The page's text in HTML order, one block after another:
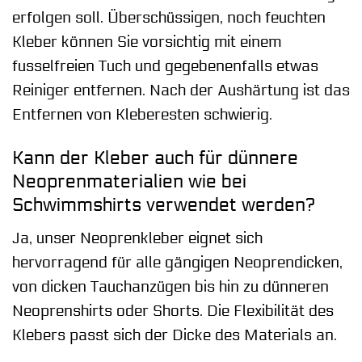
erfolgen soll. Überschüssigen, noch feuchten
Kleber können Sie vorsichtig mit einem
fusselfreien Tuch und gegebenenfalls etwas
Reiniger entfernen. Nach der Aushärtung ist das
Entfernen von Kleberesten schwierig.
Kann der Kleber auch für dünnere
Neoprenmaterialien wie bei
Schwimmshirts verwendet werden?
Ja, unser Neoprenkleber eignet sich
hervorragend für alle gängigen Neoprendicken,
von dicken Tauchanzügen bis hin zu dünneren
Neoprenshirts oder Shorts. Die Flexibilität des
Klebers passt sich der Dicke des Materials an.